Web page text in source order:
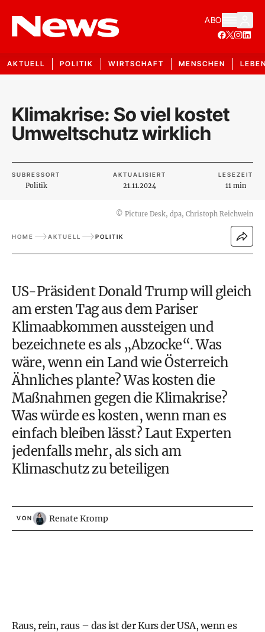
ABO
AKTUELL POLITIK WIRTSCHAFT MENSCHEN
Klimakrise: So viel kostet
Umweltschutz wirklich
SUBRESSORT
Politik
AKTUALISIERT
21.11.2024
LESEZEIT
11 min
© Picture Desk, dpa, Christoph Reichwein
HOME AKTUELL POLITIK
US-Präsident Donald Trump will gleich
am ersten Tag aus demPariser
Klimaabkommen aussteigen und
bezeichnete es als „Abzocke“. Was
wäre, wenn ein Land wie Österreich
Ähnliches plante? Was kosten die
Maßnahmen gegen die Klimakrise?
Was würde es kosten, wenn man es
einfach bleiben lässt? Laut Experten
jedenfalls mehr, als sich am
Klimaschutz zu beteiligen
VON Renate Kromp
Raus, rein, raus – das ist der Kurs der USA, wenn es